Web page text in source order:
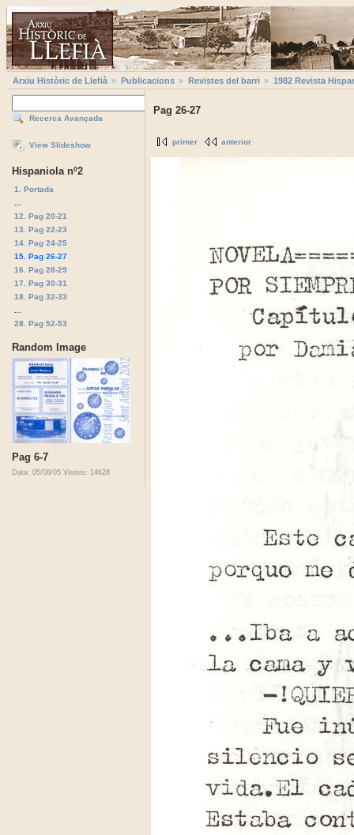
Arxiu Històric de Llefià Publicacions Revistes del barri 1982 Revista
Recerca Avançada
View Slideshow
Hispaniola nº2
1. Portada
12. Pag 20-21
13. Pag 22-23
14. Pag 24-25
15. Pag 26-27
16. Pag 28-29
17. Pag 30-31
18. Pag 32-33
28. Pag 52-53
Random Image
Pag 6-7
Data: 05/08/05 Visites: 14628
Pag 26-27
primer anterior